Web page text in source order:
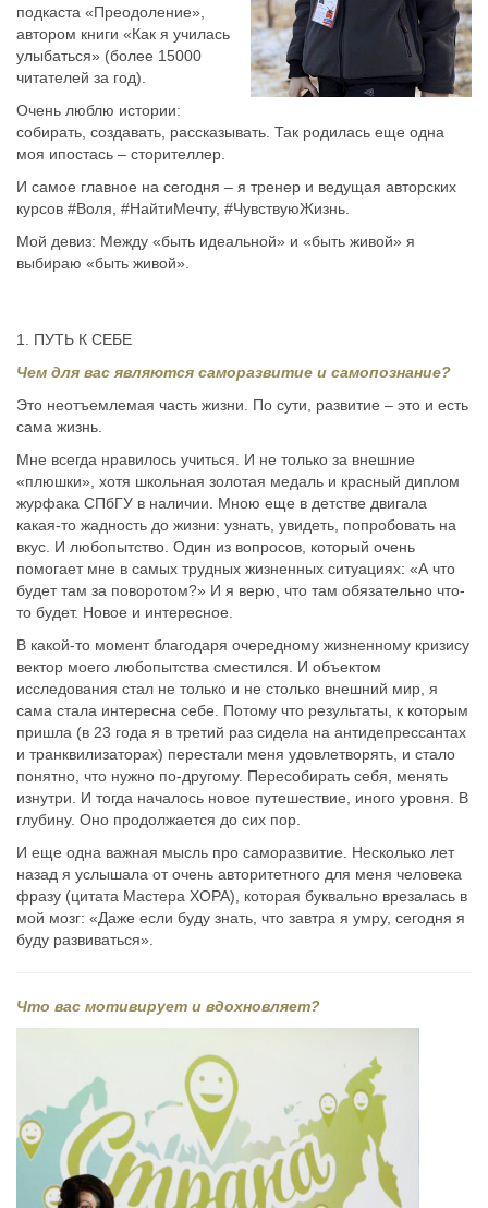
подкаста «Преодоление»,
автором книги «Как я училась
улыбаться» (более 15000
читателей за год).
Очень люблю истории:
собирать, создавать, рассказывать. Так родилась еще одна
моя ипостась – сторителлер.
И самое главное на сегодня – я тренер и ведущая авторских
курсов #Воля, #НайтиМечту, #ЧувствуюЖизнь.
Мой девиз: Между «быть идеальной» и «быть живой» я
выбираю «быть живой».
1. ПУТЬ К СЕБЕ
Чем для вас являются саморазвитие и самопознание?
Это неотъемлемая часть жизни. По сути, развитие – это и есть
сама жизнь.
Мне всегда нравилось учиться. И не только за внешние
«плюшки», хотя школьная золотая медаль и красный диплом
журфака СПбГУ в наличии. Мною еще в детстве двигала
какая-то жадность до жизни: узнать, увидеть, попробовать на
вкус. И любопытство. Один из вопросов, который очень
помогает мне в самых трудных жизненных ситуациях: «А что
будет там за поворотом?» И я верю, что там обязательно что-
то будет. Новое и интересное.
В какой-то момент благодаря очередному жизненному кризису
вектор моего любопытства сместился. И объектом
исследования стал не только и не столько внешний мир, я
сама стала интересна себе. Потому что результаты, к которым
пришла (в 23 года я в третий раз сидела на антидепрессантах
и транквилизаторах) перестали меня удовлетворять, и стало
понятно, что нужно по-другому. Пересобирать себя, менять
изнутри. И тогда началось новое путешествие, иного уровня. В
глубину. Оно продолжается до сих пор.
И еще одна важная мысль про саморазвитие. Несколько лет
назад я услышала от очень авторитетного для меня человека
фразу (цитата Мастера ХОРА), которая буквально врезалась в
мой мозг: «Даже если буду знать, что завтра я умру, сегодня я
буду развиваться».
Что вас мотивирует и вдохновляет?